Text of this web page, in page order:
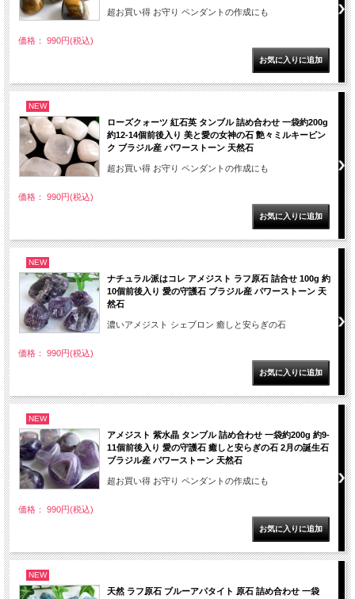
超お買い得 お守り ペンダントの作成にも
価格： 990円(税込)
NEW
ローズクォーツ 紅石英 タンブル 詰め合わせ 一袋約200g
約12-14個前後入り 美と愛の女神の石 艶々ミルキーピン
ク ブラジル産 パワーストーン 天然石
超お買い得 お守り ペンダントの作成にも
価格： 990円(税込)
NEW
ナチュラル派はコレ アメジスト ラフ原石 詰合せ 100g 約
10個前後入り 愛の守護石 ブラジル産 パワーストーン 天
然石
濃いアメジスト シェブロン 癒しと安らぎの石
価格： 990円(税込)
NEW
アメジスト 紫水晶 タンブル 詰め合わせ 一袋約200g 約9-
11個前後入り 愛の守護石 癒しと安らぎの石 2月の誕生石
ブラジル産 パワーストーン 天然石
超お買い得 お守り ペンダントの作成にも
価格： 990円(税込)
NEW
天然 ラフ原石 ブルーアパタイト 原石 詰め合わせ 一袋